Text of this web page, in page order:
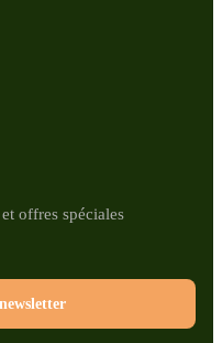
offres spéciales